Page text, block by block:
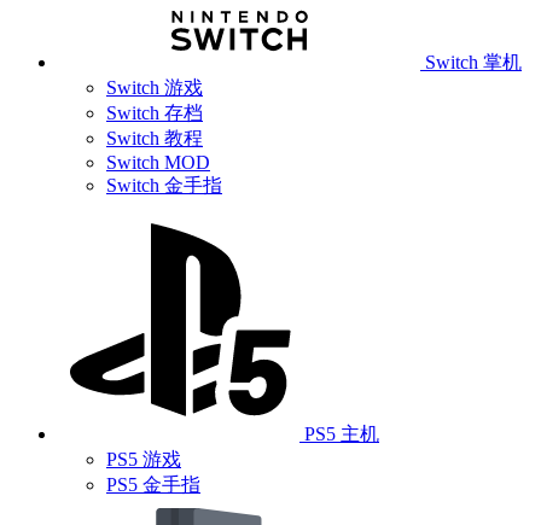
Switch 掌机
Switch 游戏
Switch 存档
Switch 教程
Switch MOD
Switch 金手指
PS5 主机
PS5 游戏
PS5 金手指